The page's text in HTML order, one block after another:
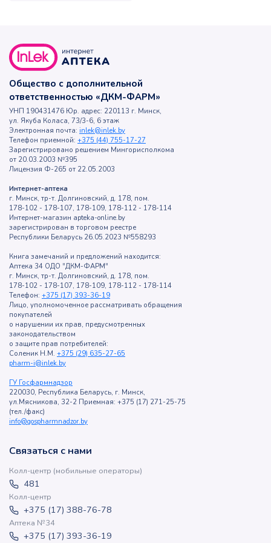
Общество с дополнительной
ответственностью «ДКМ-ФАРМ»
УНП 190431476 Юр. адрес: 220113 г. Минск,
ул. Якуба Коласа, 73/3-6, 6 этаж
Электронная почта: inlek@inlek.by
Телефон приемной: +375 (44) 755-17-27
Зарегистрировано решением Мингорисполкома
от 20.03.2003 №395
Лицензия Ф-265 от 22.05.2003
Интернет-аптека
г. Минск, тр-т. Долгиновский, д. 178, пом.
178-102 - 178-107, 178-109, 178-112 - 178-114
Интернет-магазин apteka-online.by
зарегистрирован в торговом реестре
Республики Беларусь 26.05.2023 №558293
Книга замечаний и предложений находится:
Аптека 34 ОДО "ДКМ-ФАРМ"
г. Минск, тр-т. Долгиновский, д. 178, пом.
178-102 - 178-107, 178-109, 178-112 - 178-114
Телефон: +375 (17) 393-36-19
Лицо, уполномоченное рассматривать обращения
покупателей
о нарушении их прав, предусмотренных
законодательством
о защите прав потребителей:
Соленик Н.М. +375 (29) 635-27-65
pharm-i@inlek.by
ГУ Госфармнадзор
220030, Республика Беларусь, г. Минск,
ул.Мясникова, 32-2 Приемная: +375 (17) 271-25-75
(тел./факс)
info@gospharmnadzor.by
Связаться с нами
Колл-центр (мобильные операторы)
481
Колл-центр
+375 (17) 388-76-78
Аптека №34
+375 (17) 393-36-19